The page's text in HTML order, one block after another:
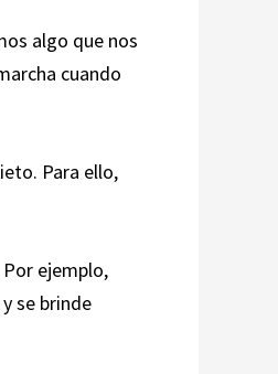
algo que nos
cuando
Para ello,
ejemplo,
se brinde